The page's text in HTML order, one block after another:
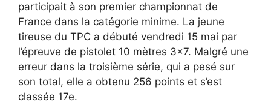
participait à son premier championnat de
France dans la catégorie minime. La jeune
tireuse du TPC a débuté vendredi 15 mai par
l’épreuve de pistolet 10 mètres 3×7. Malgré une
erreur dans la troisième série, qui a pesé sur
son total, elle a obtenu 256 points et s’est
classée 17e.